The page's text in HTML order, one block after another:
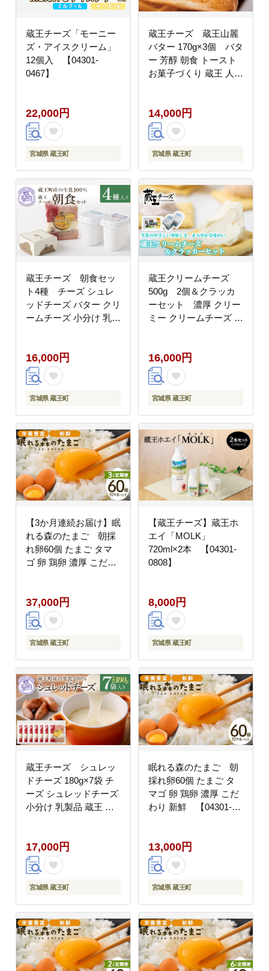
蔵王チーズ「モーニー
ズ・アイスクリーム」
12個入 【04301-
0467】
22,000円
宮城県 蔵王町
蔵王チーズ 蔵王山麗
バター 170g×3個 バタ
ー 芳醇 朝食 トースト
お菓子づくり 蔵王 人気
14,000円
宮城県 蔵王町
蔵王チーズ 朝食セッ
ト4種 チーズ シュレ
ッドチーズ バター クリ
ームチーズ 小分け 乳製
16,000円
宮城県 蔵王町
蔵王クリームチーズ
500g 2個＆クラッカ
ーセット 濃厚 クリー
ミー クリームチーズ チ
16,000円
宮城県 蔵王町
【3か月連続お届け】眠
れる森のたまご 朝採
れ卵60個 たまご タマ
ゴ 卵 鶏卵 濃厚 こだわ
37,000円
宮城県 蔵王町
【蔵王チーズ】蔵王ホ
エイ「MOLK」
720ml×2本 【04301-
0808】
8,000円
宮城県 蔵王町
蔵王チーズ シュレッ
ドチーズ 180g×7袋 チ
ーズ シュレッドチーズ
小分け 乳製品 蔵王 人
17,000円
宮城県 蔵王町
眠れる森のたまご 朝
採れ卵60個 たまご タ
マゴ 卵 鶏卵 濃厚 こだ
わり 新鮮 【04301-
13,000円
宮城県 蔵王町